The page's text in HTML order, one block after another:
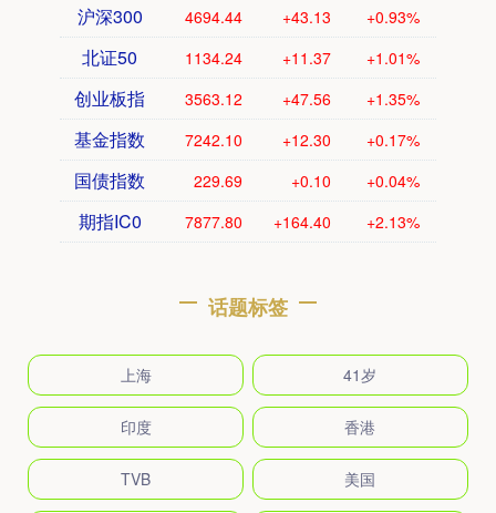
沪深300 4694.44 +43.13 +0.93%
北证50 1134.24 +11.37 +1.01%
创业板指 3563.12 +47.56 +1.35%
基金指数 7242.10 +12.30 +0.17%
国债指数 229.69 +0.10 +0.04%
期指IC0 7877.80 +164.40 +2.13%
话题标签
上海 41岁
印度 香港
TVB 美国